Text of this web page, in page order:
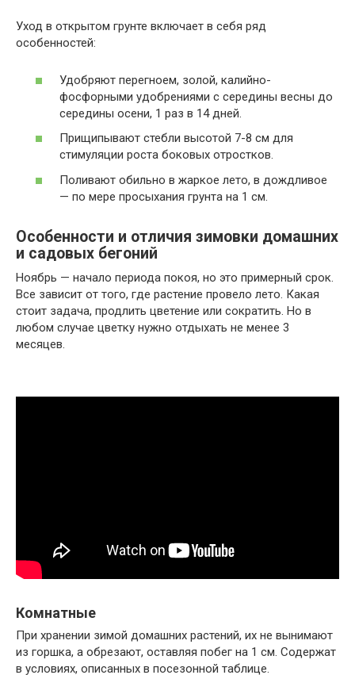
Уход в открытом грунте включает в себя ряд
особенностей:
Удобряют перегноем, золой, калийно-
фосфорными удобрениями с середины весны до
середины осени, 1 раз в 14 дней.
Прищипывают стебли высотой 7-8 см для
стимуляции роста боковых отростков.
Поливают обильно в жаркое лето, в дождливое
— по мере просыхания грунта на 1 см.
Особенности и отличия зимовки домашних
и садовых бегоний
Ноябрь — начало периода покоя, но это примерный срок.
Все зависит от того, где растение провело лето. Какая
стоит задача, продлить цветение или сократить. Но в
любом случае цветку нужно отдыхать не менее 3
месяцев.
Комнатные
При хранении зимой домашних растений, их не вынимают
из горшка, а обрезают, оставляя побег на 1 см. Содержат
в условиях, описанных в посезонной таблице.